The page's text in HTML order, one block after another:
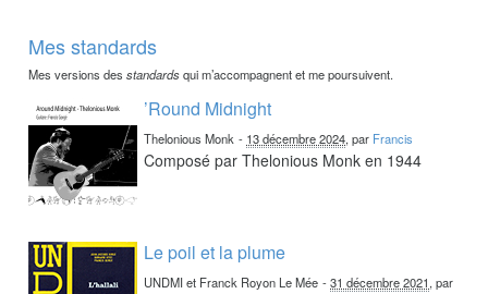
Mes standards
Mes versions desstandardsqui m’accompagnent et me poursuivent.
’Round Midnight
Thelonious Monk - 13 décembre 2024, par Francis
Composé par Thelonious Monk en 1944
Le poil et la plume
UNDMI et Franck Royon Le Mée -31 décembre 2021, par